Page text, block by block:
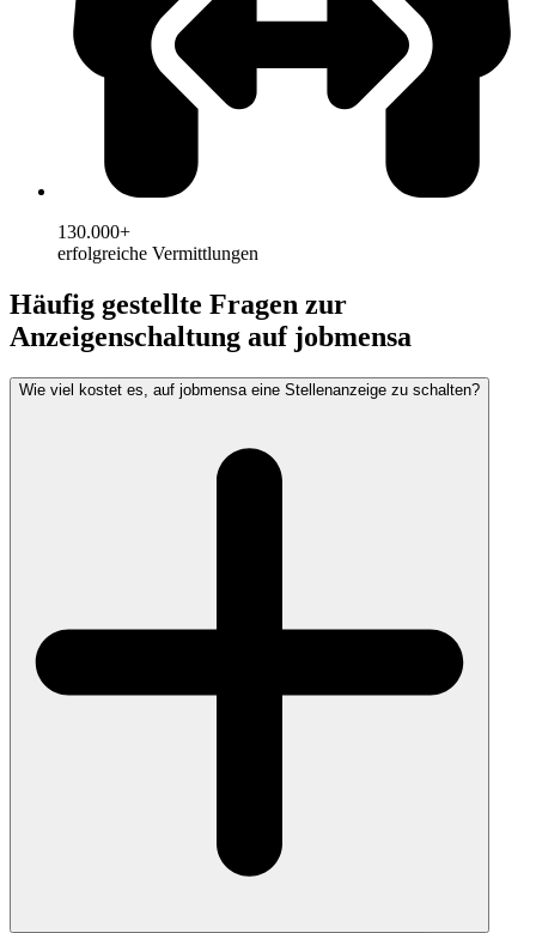
130.000+
erfolgreiche Vermittlungen
Häufig gestellte Fragen zur
Anzeigenschaltung auf jobmensa
Wie viel kostet es, auf jobmensa eine Stellenanzeige zu schalten?